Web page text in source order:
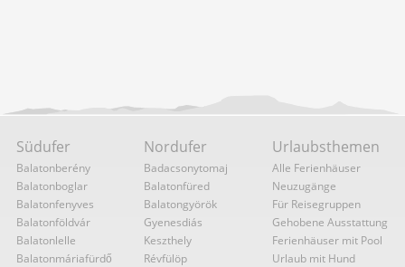
Südufer
Balatonberény
Balatonboglar
Balatonfenyves
Balatonföldvár
Balatonlelle
Balatonmáriafürdő
Nordufer
Badacsonytomaj
Balatonfüred
Balatongyörök
Gyenesdiás
Keszthely
Révfülöp
Urlaubsthemen
Alle Ferienhäuser
Neuzugänge
Für Reisegruppen
Gehobene Ausstattung
Ferienhäuser mit Pool
Urlaub mit Hund